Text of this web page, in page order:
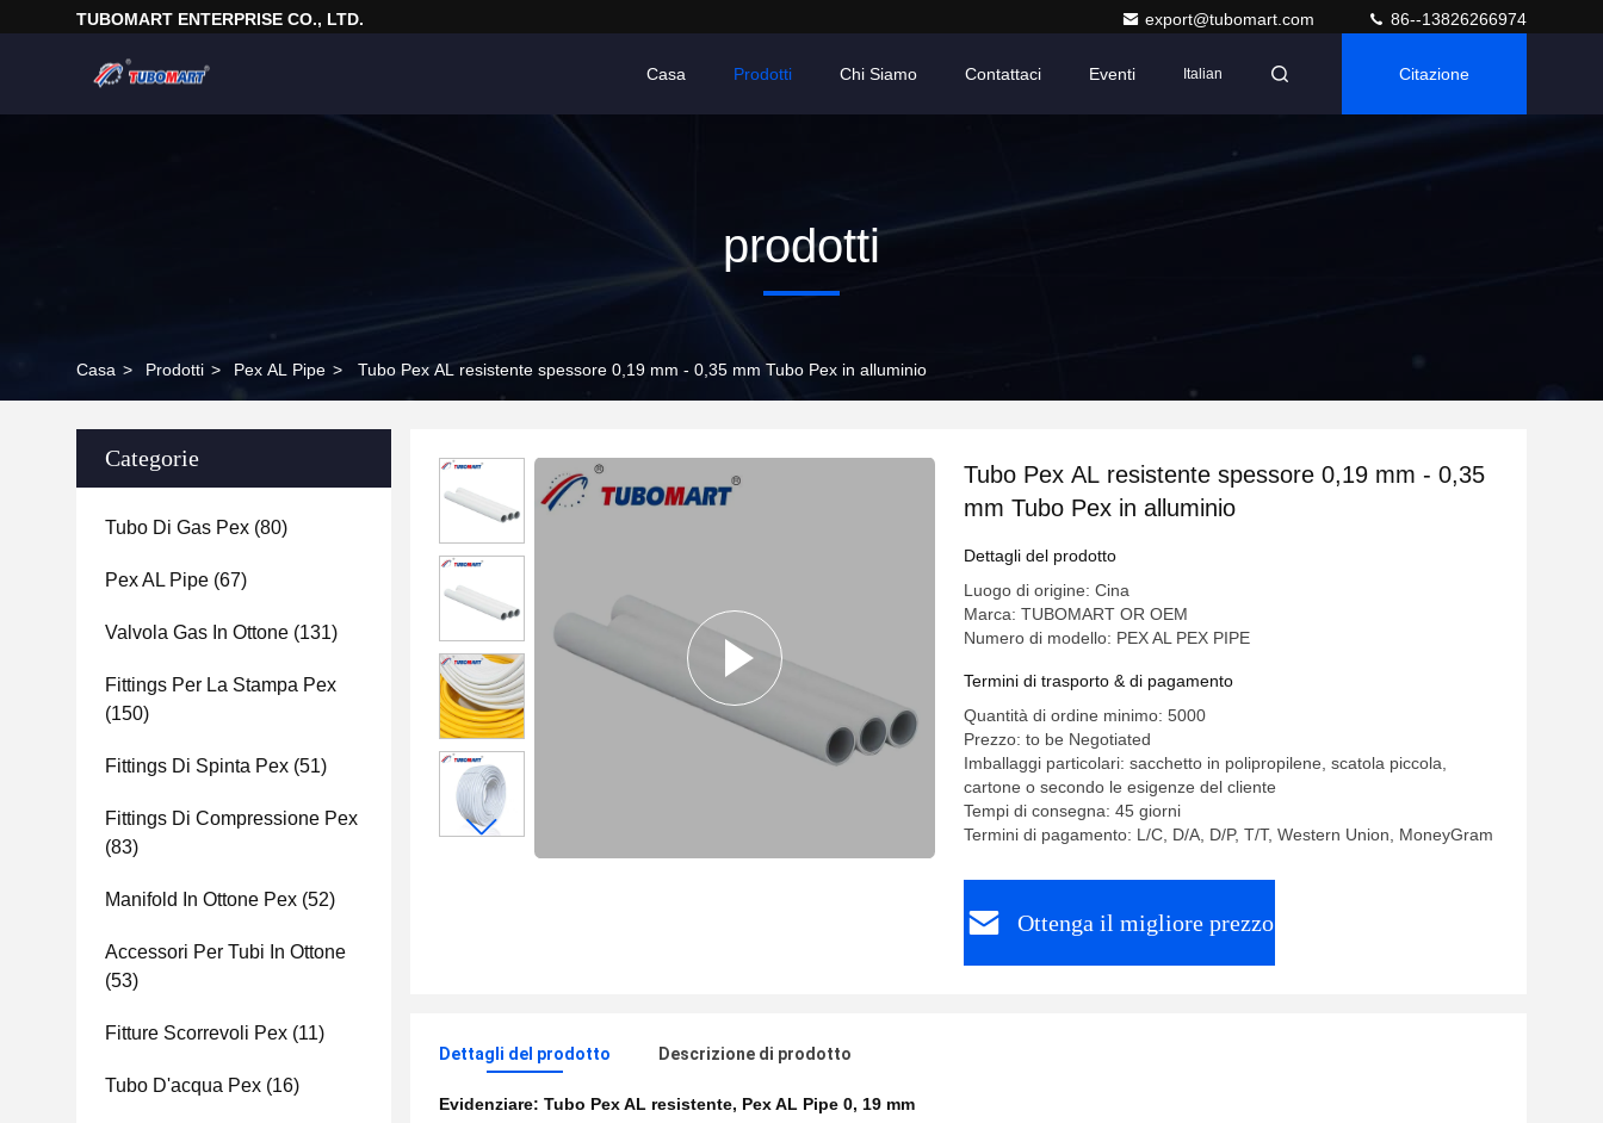
TUBOMART ENTERPRISE CO., LTD. export@tubomart.com 86--13826266974
Casa Prodotti Chi Siamo Contattaci Eventi Italian Citazione
prodotti
Casa > Prodotti > Pex AL Pipe > Tubo Pex AL resistente spessore 0,19 mm - 0,35 mm Tubo Pex in alluminio
Categorie
Tubo Di Gas Pex (80)
Pex AL Pipe (67)
Valvola Gas In Ottone (131)
Fittings Per La Stampa Pex
(150)
Fittings Di Spinta Pex (51)
Fittings Di Compressione Pex
(83)
Manifold In Ottone Pex (52)
Accessori Per Tubi In Ottone
(53)
Fitture Scorrevoli Pex (11)
Tubo D'acqua Pex (16)
Tubo Pex AL resistente spessore 0,19 mm - 0,35
mm Tubo Pex in alluminio
Dettagli del prodotto
Luogo di origine: Cina
Marca: TUBOMART OR OEM
Numero di modello: PEX AL PEX PIPE
Termini di trasporto & di pagamento
Quantità di ordine minimo: 5000
Prezzo: to be Negotiated
Imballaggi particolari: sacchetto in polipropilene, scatola piccola,
cartone o secondo le esigenze del cliente
Tempi di consegna: 45 giorni
Termini di pagamento: L/C, D/A, D/P, T/T, Western Union, MoneyGram
Ottenga il migliore prezzo
Dettagli del prodotto Descrizione di prodotto
Evidenziare: Tubo Pex AL resistente, Pex AL Pipe 0, 19 mm